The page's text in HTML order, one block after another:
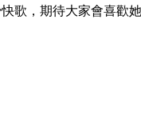
歌，期待大家會喜歡